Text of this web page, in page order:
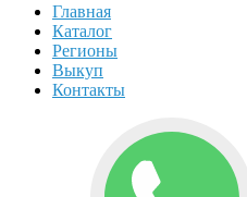
Главная
Каталог
Регионы
Выкуп
Контакты